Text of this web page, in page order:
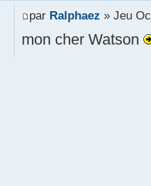
par Ralphaez » Jeu
mon cher Watson